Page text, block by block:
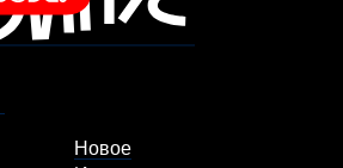
Новое